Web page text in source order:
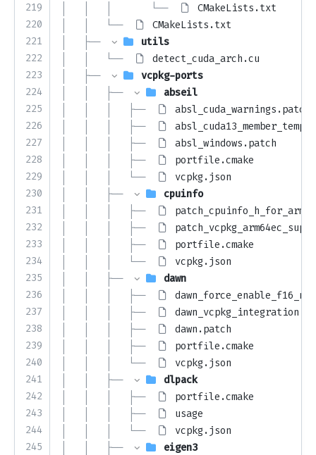
219
220
221
222
223
224
225
226
227
228
229
230
231
232
233
234
235
236
237
238
239
240
241
242
243
244
245
│   │   │       └──
CMakeLists.txt
│   │   └──
CMakeLists.txt
│   ├──
utils
│   │   └──
detect_cuda_arch.cu
│   ├──
vcpkg-ports
│   │   ├──
abseil
│   │   │   ├──
absl_cuda_warnings.patch
│   │   │   ├──
│   │   │   ├──
absl_windows.patch
│   │   │   ├──
portfile.cmake
│   │   │   └──
vcpkg.json
│   │   ├──
cpuinfo
│   │   │   ├──
│   │   │   ├──
│   │   │   ├──
portfile.cmake
│   │   │   └──
vcpkg.json
│   │   ├──
dawn
│   │   │   ├──
│   │   │   ├──
│   │   │   ├──
dawn.patch
│   │   │   ├──
portfile.cmake
│   │   │   └──
vcpkg.json
│   │   ├──
dlpack
│   │   │   ├──
portfile.cmake
│   │   │   ├──
usage
│   │   │   └──
vcpkg.json
│   │   ├──
eigen3